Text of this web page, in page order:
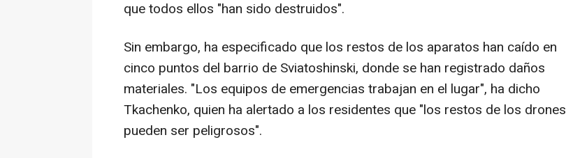
que todos ellos "han sido destruidos".
Sin embargo, ha especificado que los restos de los aparatos han caído en
cinco puntos del barrio de Sviatoshinski, donde se han registrado daños
materiales. "Los equipos de emergencias trabajan en el lugar", ha dicho
Tkachenko, quien ha alertado a los residentes que "los restos de los drones
pueden ser peligrosos".